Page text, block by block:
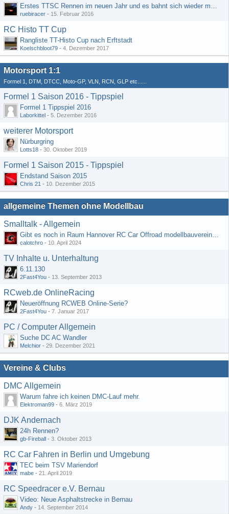
Erstes TTSC Rennen im neuen Jahr und es bahnt sich wieder mal eine Rekordteilnehmerzahl an
ruebiracer - 15. Februar 2016
RC Histo TT Cup
Rangliste TT-Histo Cup nach Erftstadt
Koelschbloot79 - 4. Dezember 2017
Motorsport 1:1
Formel 1, DTM, DTCC, Moto-GP, VLN, RCN, GLP etc......
Formel 1 Saison 2016 - Tippspiel
Formel 1 Tippspiel 2016
Laborkittel - 5. Dezember 2016
weiterer Motorsport
Nürburgring
Lotts18 - 30. Oktober 2019
Formel 1 Saison 2015 - Tippspiel
Endstand Saison 2015
Chris 21 - 10. Dezember 2015
allgemeine Themen ohne Modellbau
Smalltalk - Allgemein
Gibt es noch in Raum Hannover RC Car Offroad modellbauvereine, habe selbst schon gegoogelt aber erfolglos
calotchro - 10. April 2024
TV Inhalte u. Unterhaltung
6.11.130
2Fast4You - 13. September 2013
RCweb.de OnlineRacing
Neueröffnung RCWEB Online-Serie?
2Fast4You - 7. Januar 2017
PC / Computer Allgemein
Suche DC AC Wandler
Melchior - 29. Dezember 2021
Vereine & Clubs
DMC Allgemein
Warum fahre ich keinen DMC-Lauf mehr.
Elektroman99 - 6. März 2019
DJK Andernach
24h Rennen?
gb-Fireball - 3. Oktober 2013
RC Car Fahren in Berlin und Umgebung
TEC beim TSV Mariendorf
mabe - 21. April 2019
RC Speedracer e.V. Bernau
Video: Neue Asphaltstrecke in Bernau
Andy - 14. September 2014